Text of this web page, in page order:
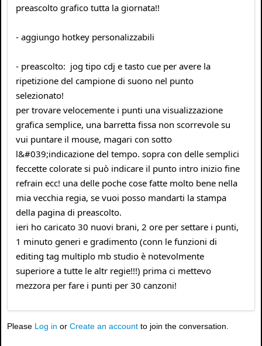
preascolto grafico tutta la giornata!!
- aggiungo hotkey personalizzabili
- preascolto: jog tipo cdj e tasto cue per avere la
ripetizione del campione di suono nel punto
selezionato!
per trovare velocemente i punti una visualizzazione
grafica semplice, una barretta fissa non scorrevole su
vui puntare il mouse, magari con sotto
l&#039;indicazione del tempo. sopra con delle semplici
feccette colorate si può indicare il punto intro inizio fine
refrain ecc! una delle poche cose fatte molto bene nella
mia vecchia regia, se vuoi posso mandarti la stampa
della pagina di preascolto.
ieri ho caricato 30 nuovi brani, 2 ore per settare i punti,
1 minuto generi e gradimento (conn le funzioni di
editing tag multiplo mb studio è notevolmente
superiore a tutte le altr regie!!!) prima ci mettevo
mezzora per fare i punti per 30 canzoni!
Please Log in or Create an account to join the conversation.